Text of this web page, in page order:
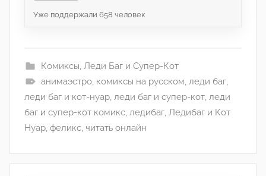
Уже поддержали 658 человек
Комиксы, Леди Баг и Супер-Кот
анимаэстро, комиксы на русском, леди баг,
леди баг и кот-нуар, леди баг и супер-кот, леди
баг и супер-кот комикс, ледибаг, Ледибаг и Кот
Нуар, феликс, читать онлайн